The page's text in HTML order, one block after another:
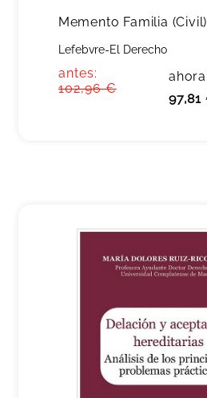
Memento Familia
Lefebvre-El Derecho
antes:
102,96 €
ahora:
97,81